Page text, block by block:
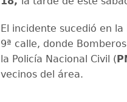
El incidente sucedió en
9ª calle, donde
la Policía Nacional Civil (
vecinos del área.